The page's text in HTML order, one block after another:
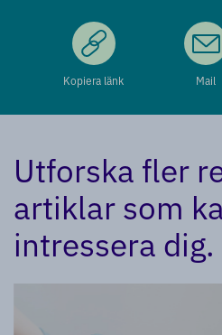
Kopiera länk Mail
Utforska fler
artiklar som
intressera dig.